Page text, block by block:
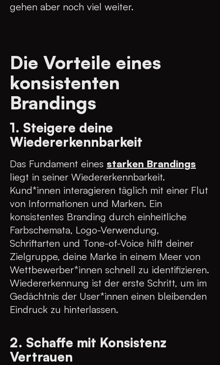
gehen aber noch viel weiter.
Die Vorteile eines
konsistenten
Brandings
1. Steigere deine
Wiedererkennbarkeit
Das Fundament eines starken Brandings
liegt in seiner Wiedererkennbarkeit.
Kund*innen interagieren täglich mit einer Flut
von Informationen und Marken. Ein
konsistentes Branding durch einheitliche
Farbschemata, Logo-Verwendung,
Schriftarten und Tone-of-Voice hilft deiner
Zielgruppe, deine Marke in einem Meer von
Wettbewerber*innen schnell zu identifizieren.
Wiedererkennung ist der erste Schritt, um im
Gedächtnis der User*innen einen bleibenden
Eindruck zu hinterlassen.
2. Schaffe mit Konsistenz
Vertrauen